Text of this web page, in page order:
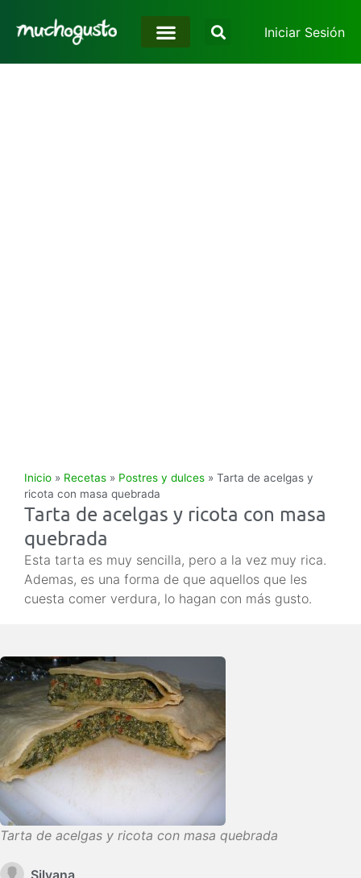
Iniciar Sesión
Inicio » Recetas » Postres y dulces » Tarta de acelgas y
ricota con masa quebrada
Tarta de acelgas y ricota con masa
quebrada
Esta tarta es muy sencilla, pero a la vez muy rica.
Ademas, es una forma de que aquellos que les
cuesta comer verdura, lo hagan con más gusto.
Tarta de acelgas y ricota con masa quebrada
Silvana